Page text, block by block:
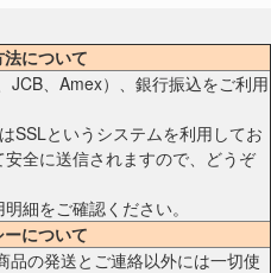
について
JCB、Amex）、銀行振込をご利用
SSLというシステムを利用してお
全に送信されますので、どうぞ
細をご確認ください。
について
品の発送とご連絡以外には一切使